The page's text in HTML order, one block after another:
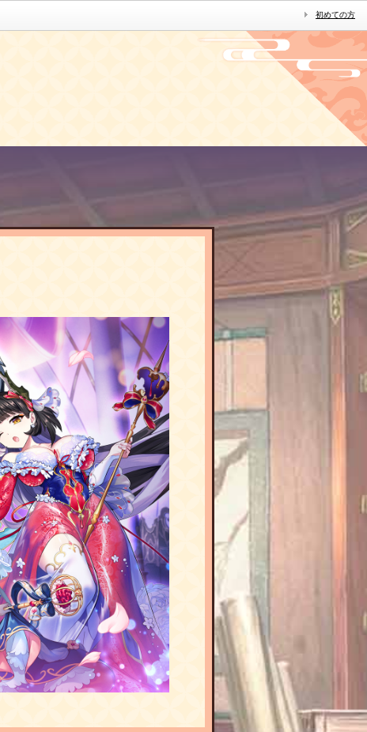
初めての方